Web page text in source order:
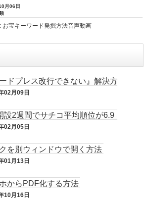
月06日
お宝キーワード発掘方法音声動画
ードプレス改行できない』解決方
02月09日
設2週間でサチコ平均順位が6.9
02月05日
を別ウィンドウで開く方法
01月13日
からPDF化する方法
10月16日